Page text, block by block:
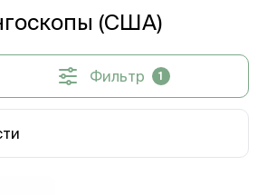
(США)
Фильтр 1